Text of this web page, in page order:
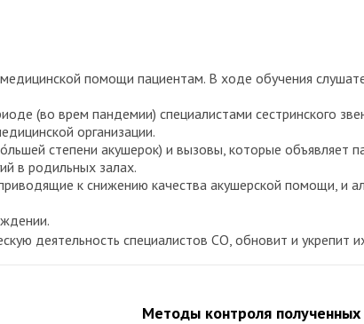
помощи пациентам. В ходе обучения
(во врем пандемии) специалистами сестринского
организации.
степени акушерок) и вызовы, которые объявляет
в родильных залах.
к снижению качества акушерской помощи, и
деятельность специалистов СО, обновит и укрепит
Методы контроля полученных